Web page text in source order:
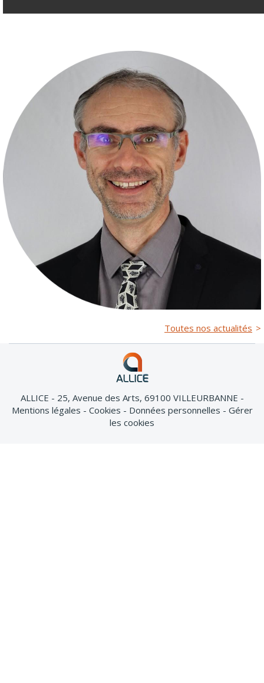
Toutes nos actualités
ALLICE - 25, Avenue des Arts, 69100 VILLEURBANNE
Mentions légales
Cookies Données personnelles
Gérer
les cookies